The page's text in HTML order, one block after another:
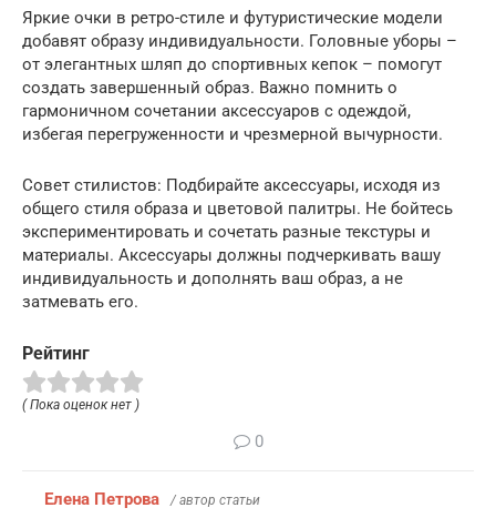
Яркие очки в ретро-стиле и футуристические модели
добавят образу индивидуальности. Головные уборы –
от элегантных шляп до спортивных кепок – помогут
создать завершенный образ. Важно помнить о
гармоничном сочетании аксессуаров с одеждой,
избегая перегруженности и чрезмерной вычурности.
Совет стилистов: Подбирайте аксессуары, исходя из
общего стиля образа и цветовой палитры. Не бойтесь
экспериментировать и сочетать разные текстуры и
материалы. Аксессуары должны подчеркивать вашу
индивидуальность и дополнять ваш образ, а не
затмевать его.
Рейтинг
( Пока оценок нет )
0
Елена Петрова / автор статьи